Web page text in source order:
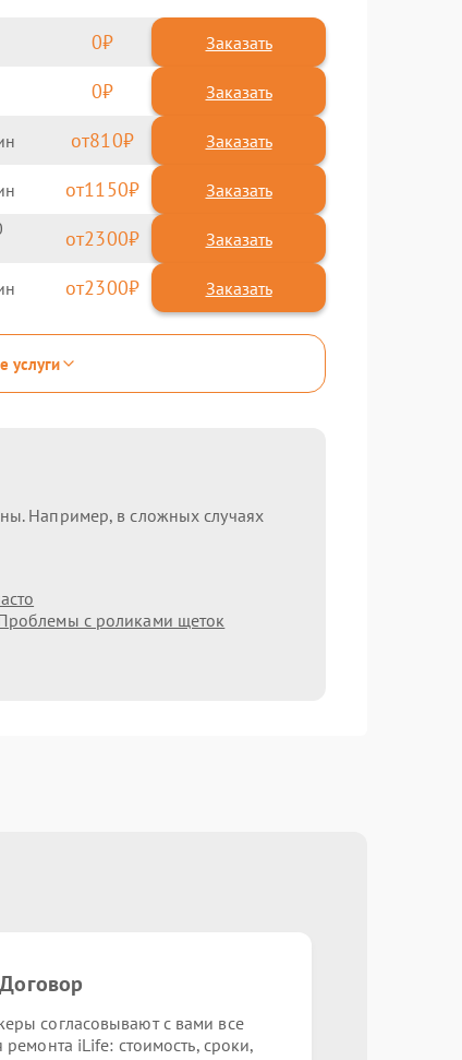
0 Заказать
0 Заказать
810
1150
2300
2300
услуги
Например, в сложных случаях
с роликами щеток
Договор
согласовывают с вами все
ремонта iLife: стоимость, сроки,